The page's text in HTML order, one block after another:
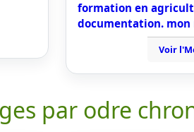
formation en
documentation. mon
Voir
par odre